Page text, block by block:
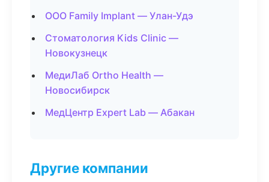
ООО Family Implant — Улан-Удэ
Стоматология Kids Clinic —
Новокузнецк
МедиЛаб Ortho Health —
Новосибирск
МедЦентр Expert Lab — Абакан
Другие компании